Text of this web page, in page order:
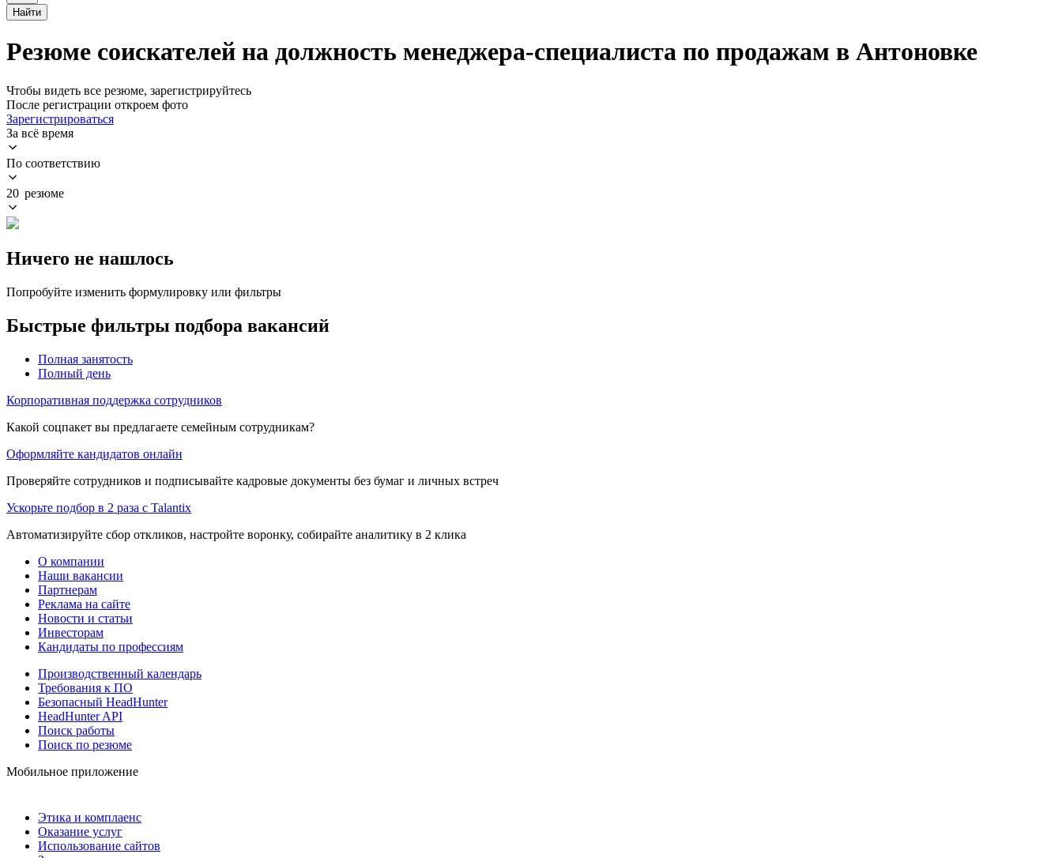
Найти
Резюме соискателей на должность менеджера-специалиста по продажам в Антоновке
Чтобы видеть все резюме, зарегистрируйтесь
После регистрации откроем фото
Зарегистрироваться
За всё время
По соответствию
20 резюме
Ничего не нашлось
Попробуйте изменить формулировку или фильтры
Быстрые фильтры подбора вакансий
Полная занятость
Полный день
Корпоративная поддержка сотрудников
Какой соцпакет вы предлагаете семейным сотрудникам?
Оформляйте кандидатов онлайн
Проверяйте сотрудников и подписывайте кадровые документы без бумаг и личных встреч
Ускорьте подбор в 2 раза с Talantix
Автоматизируйте сбор откликов, настройте воронку, собирайте аналитику в 2 клика
О компании
Наши вакансии
Партнерам
Реклама на сайте
Новости и статьи
Инвесторам
Кандидаты по профессиям
Производственный календарь
Требования к ПО
Безопасный HeadHunter
HeadHunter API
Поиск работы
Поиск по резюме
Мобильное приложение
Этика и комплаенс
Оказание услуг
Использование сайтов